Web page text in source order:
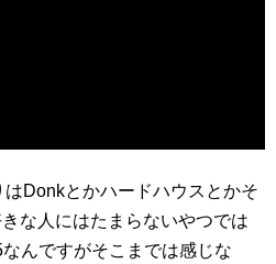
Donkとかハードハウスとかそ
な人にはたまらないやつでは
んですがそこまでは感じな